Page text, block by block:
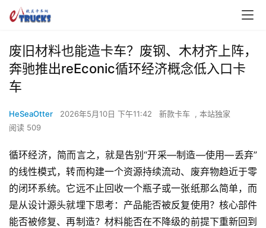
废旧材料也能造卡车？废钢、木材齐上阵，
奔驰推出reEconic循环经济概念低入口卡
车
HeSeaOtter 2026年5月10日 下午11:42 新款卡车 , 本站独家
阅读 509
循环经济，简而言之，就是告别“开采—制造—使用—丢弃”
的线性模式，转而构建一个资源持续流动、废弃物趋近于零
的闭环系统。它远不止回收一个瓶子或一张纸那么简单，而
是从设计源头就埋下思考：产品能否被反复使用？核心部件
能否被修复、再制造？材料能否在不降级的前提下重新回到